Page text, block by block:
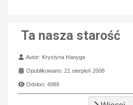
Ta nasza starość
Szczegóły
Autor: Krystyna Hanyga
Opublikowano: 21 sierpień 2008
Odsłon: 4989